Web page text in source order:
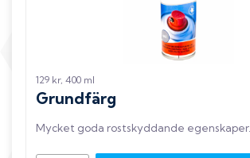
129 kr, 400 ml
Grundfärg
Mycket goda rostskyddande egenskaper.